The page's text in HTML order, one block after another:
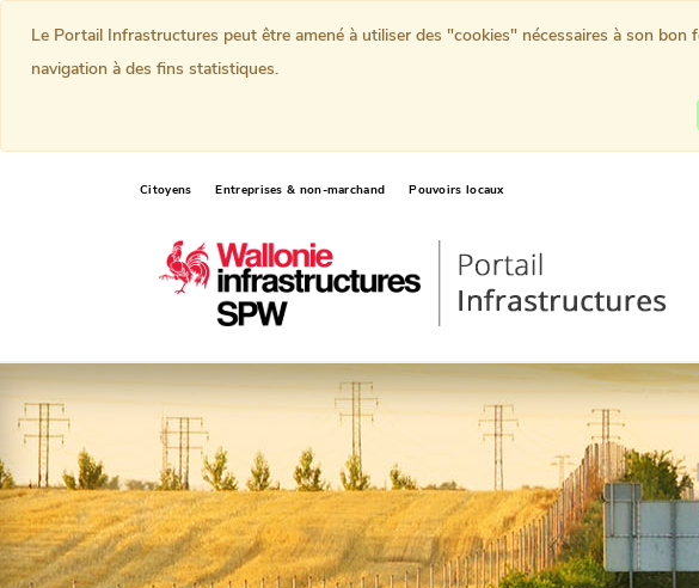
Citoyens Entreprises & non-marchand Pouvoirs locaux
Le Portail Infrastructures peut être amené à utiliser des "cookies" nécessaires à son
navigation à des fins statistiques.